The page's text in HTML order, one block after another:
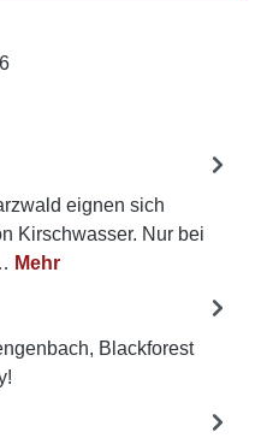
eignen sich
Kirschwasser. Nur bei
Mehr
Blackforest